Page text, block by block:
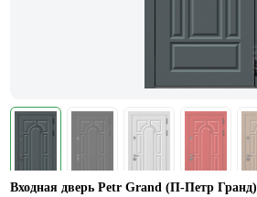
Входная дверь Petr Grand (П-Петр Гранд)